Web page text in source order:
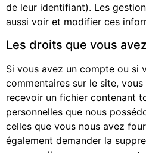
de leur identifiant). Les
aussi voir et modifier ces
Les droits que vous
Si vous avez un compte ou si
commentaires sur le site,
recevoir un fichier contenant
personnelles que nous
celles que vous nous avez
également demander la